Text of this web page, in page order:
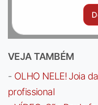
VEJA TAMBÉM
- OLHO NELE! Joia
profissional